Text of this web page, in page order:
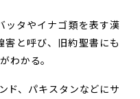
ッタやイナゴ類を表す漢
と呼び、旧約聖書にも
わかる。
ド、パキスタンなどにサ